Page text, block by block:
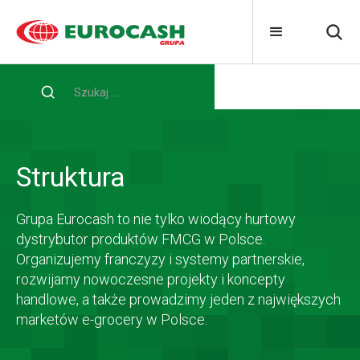
Home O nas
Struktura
Grupa Eurocash to nie tylko wiodący hurtowy
dystrybutor produktów FMCG w Polsce.
Organizujemy franczyzy i systemy partnerskie,
rozwijamy nowoczesne projekty i koncepty
handlowe, a także prowadzimy jeden z największych
marketów e-grocery w Polsce.